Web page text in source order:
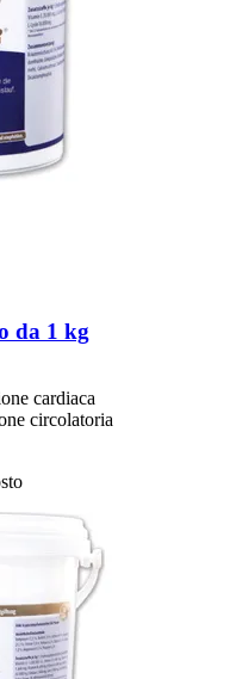
da 1 kg
cardiaca
circolatoria